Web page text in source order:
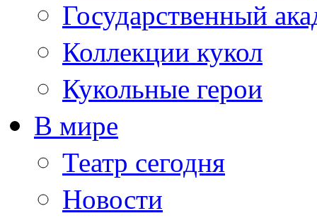
Государственный
Коллекции кукол
Кукольные герои
В мире
Театр сегодня
Новости